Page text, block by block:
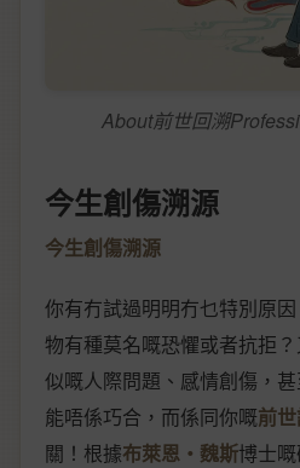
About前世回溯
今生創傷溯源
今生創傷溯源
你有冇試過明明冇乜特別原
物有種莫名嘅恐懼或者抗拒
似嘅人際問題、感情創傷，
能唔係巧合，而係同你嘅前
關！根據布萊恩‧魏斯博士